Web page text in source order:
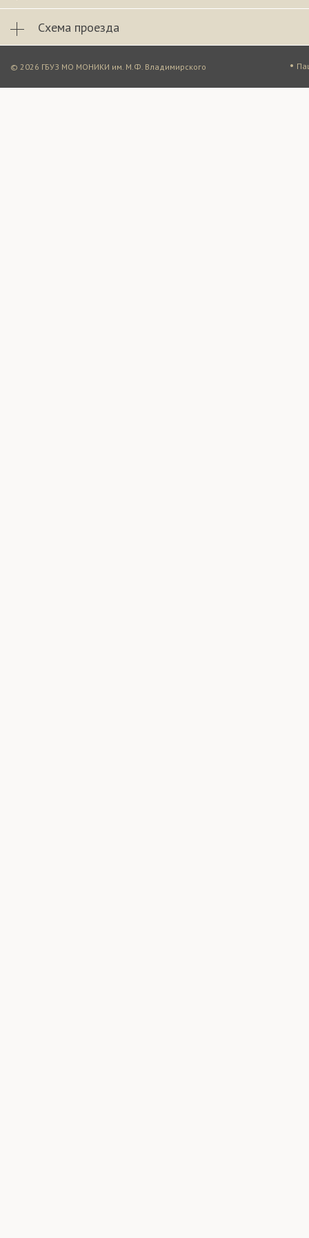
Схема проезда
© 2026 ГБУЗ МО МОНИКИ им. М.Ф. Владимирского •